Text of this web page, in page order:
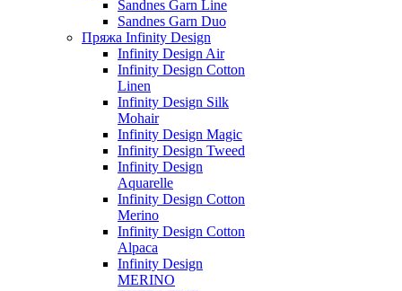
Sandnes Garn Line
Sandnes Garn Duo
Пряжа Infinity Design
Infinity Design Air
Infinity Design Cotton
Linen
Infinity Design Silk
Mohair
Infinity Design Magic
Infinity Design Tweed
Infinity Design
Aquarelle
Infinity Design Cotton
Merino
Infinity Design Cotton
Alpaca
Infinity Design
MERINO